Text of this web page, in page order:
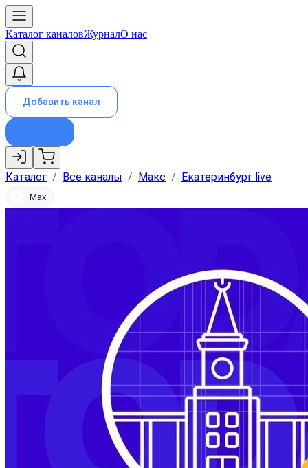
Каталог каналовЖурналО нас
Добавить канал
Каталог / Все каналы / Макс / Екатеринбург live
Max